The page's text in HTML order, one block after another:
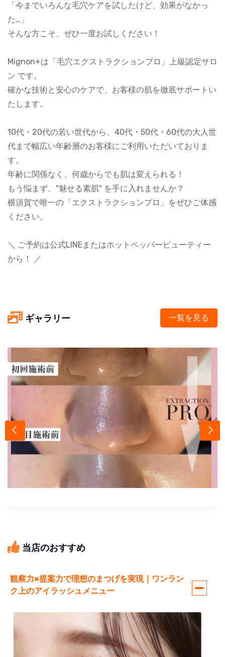
「今までいろんな毛穴ケアを試したけど、効果がなかっ
た…」
そんな方こそ、ぜひ一度お試しください！
Mignon+は「毛穴エクストラクションプロ」上級認定サロ
ン です。
確かな技術と安心のケアで、お客様の肌を徹底サポートい
たします。
10代・20代の若い世代から、40代・50代・60代の大人世
代まで幅広い年齢層のお客様にご利用いただいておりま
す。
年齢に関係なく、何歳からでも肌は変えられる！
もう悩まず、"魅せる素肌" を手に入れませんか？
横須賀で唯一の「エクストラクションプロ」をぜひご体感
ください。
＼ ご予約は公式LINEまたはホットペッパービューティー
から！ ／
ギャラリー 一覧を見る
当店のおすすめ
観察力×提案力で理想のまつげを実現｜ワンラン
ク上のアイラッシュメニュー